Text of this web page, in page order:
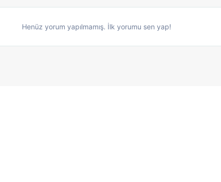
Henüz yorum yapılmamış. İlk yorumu sen yap!